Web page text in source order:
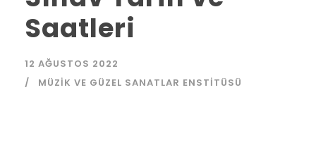
Saatleri
12 AĞUSTOS 2022
MÜZIK VE GÜZEL SANATLAR ENSTITÜSÜ